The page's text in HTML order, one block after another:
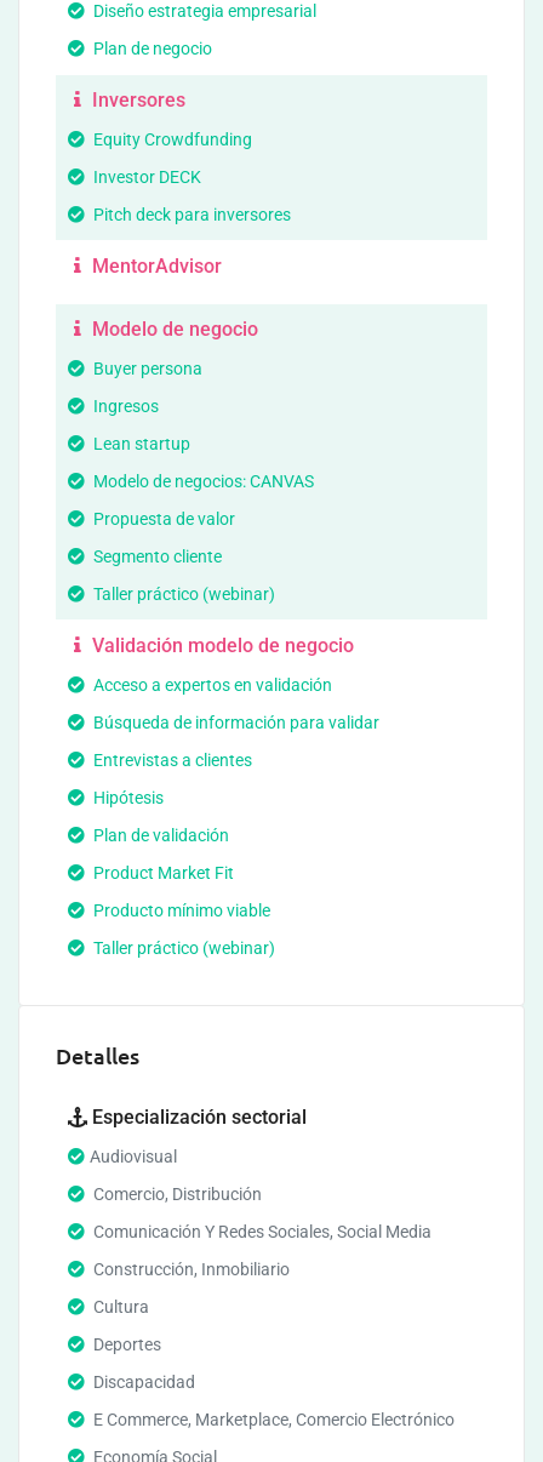
Diseño estrategia empresarial
Plan de negocio
Inversores
Equity Crowdfunding
Investor DECK
Pitch deck para inversores
MentorAdvisor
Modelo de negocio
Buyer persona
Ingresos
Lean startup
Modelo de negocios: CANVAS
Propuesta de valor
Segmento cliente
Taller práctico (webinar)
Validación modelo de negocio
Acceso a expertos en validación
Búsqueda de información para validar
Entrevistas a clientes
Hipótesis
Plan de validación
Product Market Fit
Producto mínimo viable
Taller práctico (webinar)
Detalles
Especialización sectorial
Audiovisual
Comercio, Distribución
Comunicación Y Redes Sociales, Social Media
Construcción, Inmobiliario
Cultura
Deportes
Discapacidad
E Commerce, Marketplace, Comercio Electrónico
Economía Social